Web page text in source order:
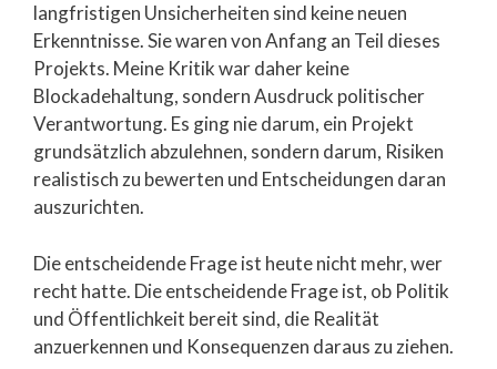
langfristigen Unsicherheiten sind keine neuen
Erkenntnisse. Sie waren von Anfang an Teil dieses
Projekts. Meine Kritik war daher keine
Blockadehaltung, sondern Ausdruck politischer
Verantwortung. Es ging nie darum, ein Projekt
grundsätzlich abzulehnen, sondern darum, Risiken
realistisch zu bewerten und Entscheidungen daran
auszurichten.
Die entscheidende Frage ist heute nicht mehr, wer
recht hatte. Die entscheidende Frage ist, ob Politik
und Öffentlichkeit bereit sind, die Realität
anzuerkennen und Konsequenzen daraus zu ziehen.